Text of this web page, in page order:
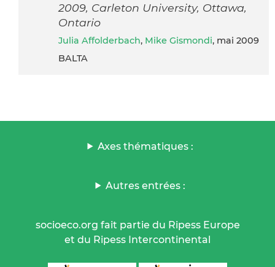
2009, Carleton University, Ottawa,
Ontario
Julia Affolderbach, Mike Gismondi, mai 2009
BALTA
Axes thématiques :
Autres entrées :
socioeco.org fait partie du Ripess Europe
et du Ripess Intercontinental